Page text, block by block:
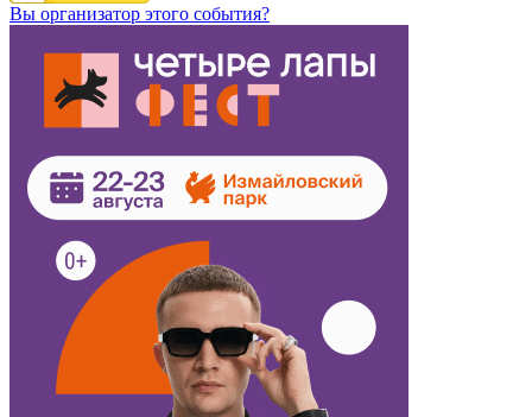
Вы организатор этого события?